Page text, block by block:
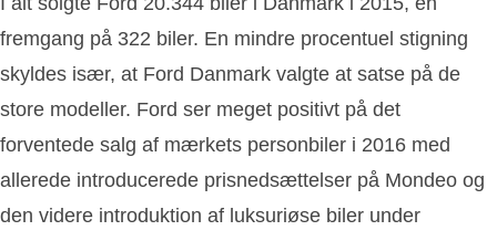
fremgang på 322 biler. En mindre procentuel stigning
skyldes især, at Ford Danmark valgte at satse på de
store modeller. Ford ser meget positivt på det
forventede salg af mærkets personbiler i 2016 med
allerede introducerede prisnedsættelser på Mondeo og
den videre introduktion af luksuriøse biler under